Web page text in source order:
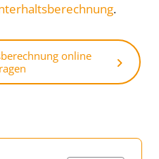
.
online